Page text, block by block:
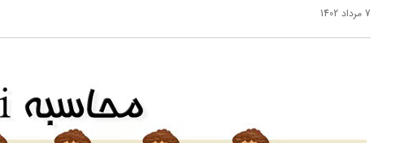
7 مرداد 1402